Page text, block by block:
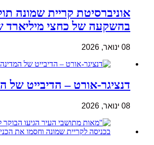
אוניברסיטת קריית שמונה
בהשקעה של כחצי מיליארד
08 ינואר, 2026
דנציגר-אורט – הדיבייט של
08 ינואר, 2026